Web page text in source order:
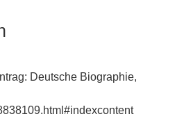
Deutsche Biographie,